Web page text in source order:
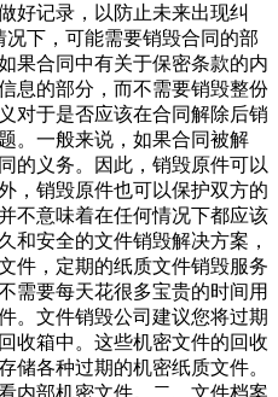
好记录，以防止未来出现纠
下，可能需要销毁合同的部
果合同中有关于保密条款的内
息的部分，而不需要销毁整份
对于是否应该在合同解除后销
。一般来说，如果合同被解
的义务。因此，销毁原件可以
，销毁原件也可以保护双方的
不意味着在任何情况下都应该
和安全的文件销毁解决方案，
件，定期的纸质文件销毁服务
需要每天花很多宝贵的时间用
。文件销毁公司建议您将过期
收箱中。这些机密文件的回收
储各种过期的机密纸质文件。